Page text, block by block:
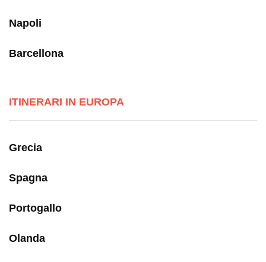
Napoli
Barcellona
ITINERARI IN EUROPA
Grecia
Spagna
Portogallo
Olanda